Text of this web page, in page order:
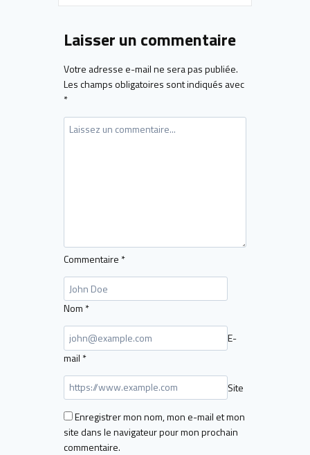
Laisser un commentaire
Votre adresse e-mail ne sera pas publiée.
Les champs obligatoires sont indiqués avec
*
Commentaire *
Nom *
E-
mail *
Site
Enregistrer mon nom, mon e-mail et mon
site dans le navigateur pour mon prochain
commentaire.